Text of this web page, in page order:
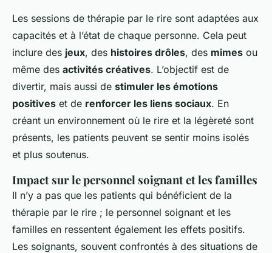
Les sessions de thérapie par le rire sont adaptées aux
capacités et à l’état de chaque personne. Cela peut
inclure des jeux, des histoires drôles, des mimes ou
même des activités créatives. L’objectif est de
divertir, mais aussi de stimuler les émotions
positives et de renforcer les liens sociaux. En
créant un environnement où le rire et la légèreté sont
présents, les patients peuvent se sentir moins isolés
et plus soutenus.
Impact sur le personnel soignant et les familles
Il n’y a pas que les patients qui bénéficient de la
thérapie par le rire ; le personnel soignant et les
familles en ressentent également les effets positifs.
Les soignants, souvent confrontés à des situations de